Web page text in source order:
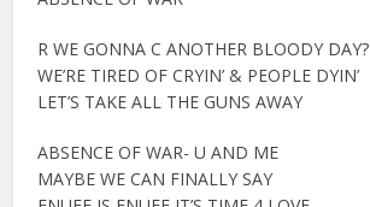
R WE GONNA C ANOTHER BLOODY DAY?
WE’RE TIRED OF CRYIN’ & PEOPLE DYIN’
LET’S TAKE ALL THE GUNS AWAY
ABSENCE OF WAR- U AND ME
MAYBE WE CAN FINALLY SAY